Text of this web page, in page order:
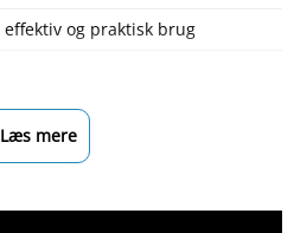
og praktisk brug
mere